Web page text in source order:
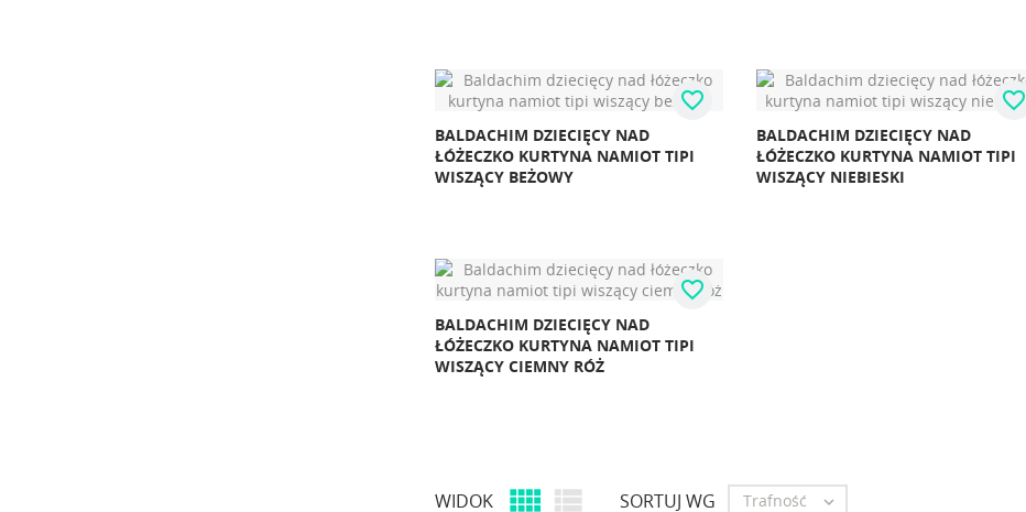
BALDACHIM DZIECIĘCY NAD
ŁÓŻECZKO KURTYNA NAMIOT TIPI
WISZĄCY BEŻOWY
favorite_border
BALDACHIM DZIECIĘCY NAD
ŁÓŻECZKO KURTYNA NAMIOT TIPI
WISZĄCY NIEBIESKI
favorite_border
BALDACHIM DZIECIĘCY NAD
ŁÓŻECZKO KURTYNA NAMIOT TIPI
WISZĄCY CIEMNY RÓŻ
favorite_border
WIDOK   SORTUJ WG Trafność 